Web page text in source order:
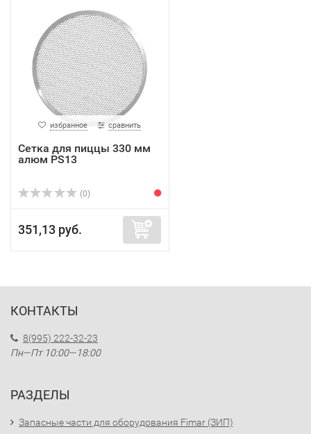
избранное сравнить
Сетка для пиццы 330 мм
алюм PS13
(0)
351,13 руб.
КОНТАКТЫ
8(995) 222-32-23
Пн—Пт 10:00—18:00
РАЗДЕЛЫ
Запасные части для оборудования Fimar (ЗИП)